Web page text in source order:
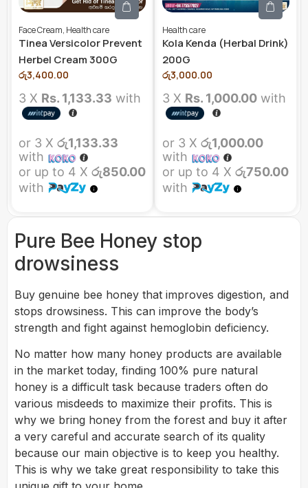
Face Cream, Health care
Tinea Versicolor Prevent
Herbel Cream 300G
රු3,400.00
3 X Rs. 1,133.33 with
or 3 X රු1,133.33
with
or up to 4 X රු850.00
with
Health care
Kola Kenda (Herbal Drink)
200G
රු3,000.00
3 X Rs. 1,000.00 with
or 3 X රු1,000.00
with
or up to 4 X රු750.00
with
Pure Bee Honey stop
drowsiness
Buy genuine bee honey that improves digestion, and
stops drowsiness. This can improve the body’s
strength and fight against hemoglobin deficiency.
No matter how many honey products are available
in the market today, finding 100% pure natural
honey is a difficult task because traders often do
various misdeeds to maximize their profits. This is
why we bring honey from the forest and buy it after
a very careful and accurate search of its quality
because our main objective is to keep you healthy.
This is why we take great responsibility to take this